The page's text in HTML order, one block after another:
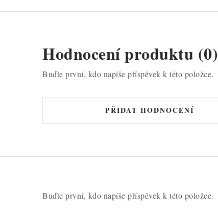
Hodnocení produktu (0)
Buďte první, kdo napíše příspěvek k této položce.
PŘIDAT HODNOCENÍ
Buďte první, kdo napíše příspěvek k této položce.